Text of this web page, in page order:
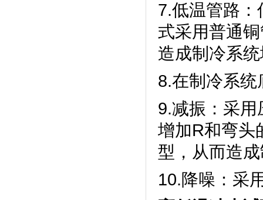
7.低温管路
式采用普通铜管
造成制冷系统
8.在制冷系统
9.减振：
增加R和弯头
型，从而造
10.降噪：